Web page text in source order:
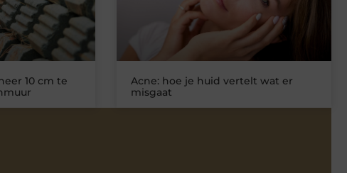
10 cm te
Acne: hoe je huid vertelt wat er
misgaat